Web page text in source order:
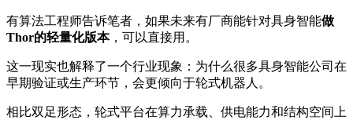
有算法工程师告诉笔者，如果未来有厂商能针对具身智能做
Thor的轻量化版本，可以直接用。
这一现实也解释了一个行业现象：为什么很多具身智能公司在
早期验证或生产环节，会更倾向于轮式机器人。
相比双足形态，轮式平台在算力承载、供电能力和结构空间上